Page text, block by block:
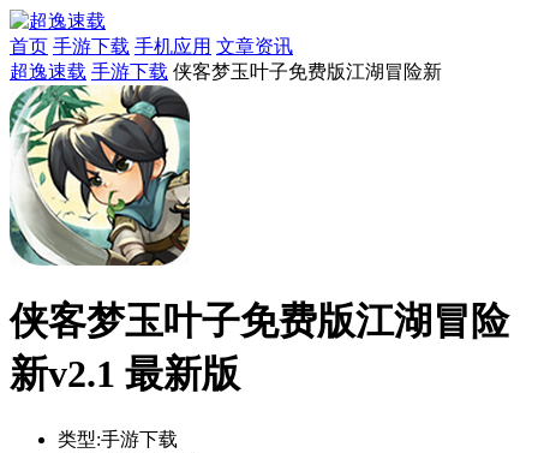
首页 手游下载 手机应用 文章资讯
超逸速载 手游下载 侠客梦玉叶子免费版江湖冒险新
侠客梦玉叶子免费版江湖冒险
新v2.1 最新版
类型:手游下载